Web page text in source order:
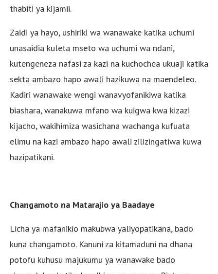
thabiti ya kijamii.
Zaidi ya hayo, ushiriki wa wanawake katika uchumi
unasaidia kuleta mseto wa uchumi wa ndani,
kutengeneza nafasi za kazi na kuchochea ukuaji katika
sekta ambazo hapo awali hazikuwa na maendeleo.
Kadiri wanawake wengi wanavyofanikiwa katika
biashara, wanakuwa mfano wa kuigwa kwa kizazi
kijacho, wakihimiza wasichana wachanga kufuata
elimu na kazi ambazo hapo awali zilizingatiwa kuwa
hazipatikani.
Changamoto na Matarajio ya Baadaye
Licha ya mafanikio makubwa yaliyopatikana, bado
kuna changamoto. Kanuni za kitamaduni na dhana
potofu kuhusu majukumu ya wanawake bado